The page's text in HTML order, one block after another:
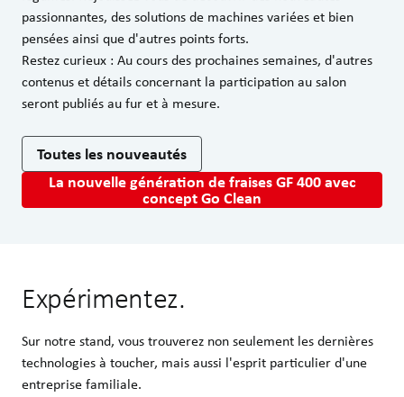
passionnantes, des solutions de machines variées et bien
pensées ainsi que d'autres points forts.
Restez curieux : Au cours des prochaines semaines, d'autres
contenus et détails concernant la participation au salon
seront publiés au fur et à mesure.
Toutes les nouveautés
La nouvelle génération de fraises GF 400 avec
concept Go Clean
Expérimentez.
Sur notre stand, vous trouverez non seulement les dernières
technologies à toucher, mais aussi l'esprit particulier d'une
entreprise familiale.